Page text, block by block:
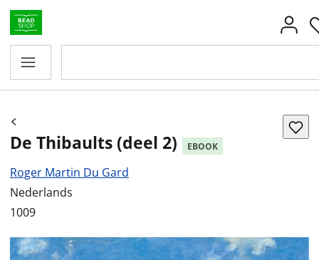
De Thibaults (deel 2) EBOOK
Roger Martin Du Gard
Nederlands
1009